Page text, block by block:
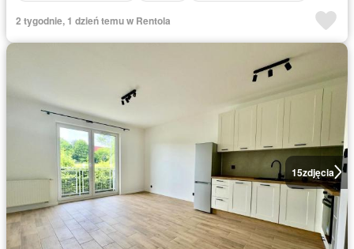
2 tygodnie, 1 dzień temu w Rentola
15zdjęcia